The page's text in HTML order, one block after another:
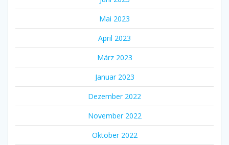
Mai 2023
April 2023
März 2023
Januar 2023
Dezember 2022
November 2022
Oktober 2022